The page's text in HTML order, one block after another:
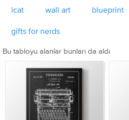
icat wall art blueprint
gifts for nerds
Bu tabloyu alanlar bunları da aldı